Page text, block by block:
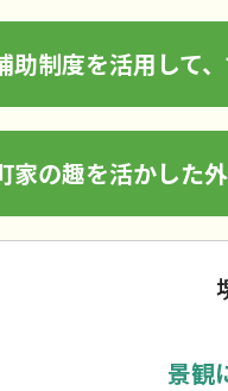
助制度を活用して
家の趣を活かした
景観